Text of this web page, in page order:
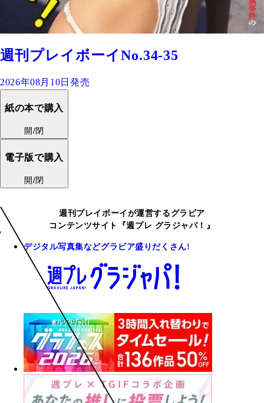
週刊プレイボーイNo.34-35
2026年08月10日発売
紙の本で購入
開/閉
電子版で購入
開/閉
週刊プレイボーイが運営するグラビア
コンテンツサイト『週プレ グラジャパ！』
デジタル写真集などグラビア盛りだくさん!